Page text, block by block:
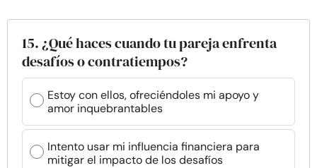
15. ¿Qué haces cuando tu pareja enfrenta
desafíos o contratiempos?
Estoy con ellos, ofreciéndoles mi apoyo y
amor inquebrantables
Intento usar mi influencia financiera para
mitigar el impacto de los desafíos